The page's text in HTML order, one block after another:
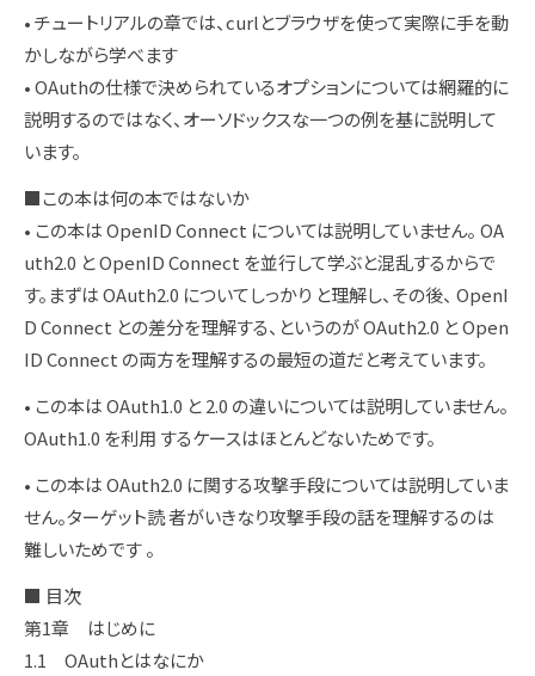
• チュートリアルの章では、curlとブラウザを使って実際に手を動
かしながら学べます
• OAuthの仕様で決められているオプションについては網羅的に
説明するのではなく、オーソドックスな一つの例を基に説明して
います。
■この本は何の本ではないか
• この本は OpenID Connect については説明していません。 OA
uth2.0 と OpenID Connect を並行して学ぶと混乱するからで
す。まずは OAuth2.0 についてしっかり と理解し、その後、 OpenI
D Connect との差分を理解する、というのが OAuth2.0 と Open
ID Connect の両方を理解するの最短の道だと考えています。
• この本は OAuth1.0 と 2.0 の違いについては説明していません。
OAuth1.0 を利用 するケースはほとんどないためです。
• この本は OAuth2.0 に関する攻撃手段については説明していま
せん。ターゲット読 者がいきなり攻撃手段の話を理解するのは
難しいためです 。
■ 目次
第1章 はじめに
1.1 OAuthとはなにか